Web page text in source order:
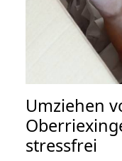
Umziehen
stressfrei